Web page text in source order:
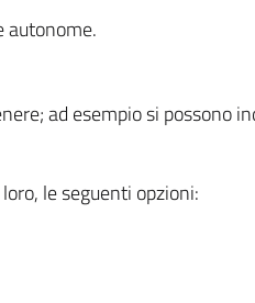
autonome.
ad esempio si possono
le seguenti opzioni: